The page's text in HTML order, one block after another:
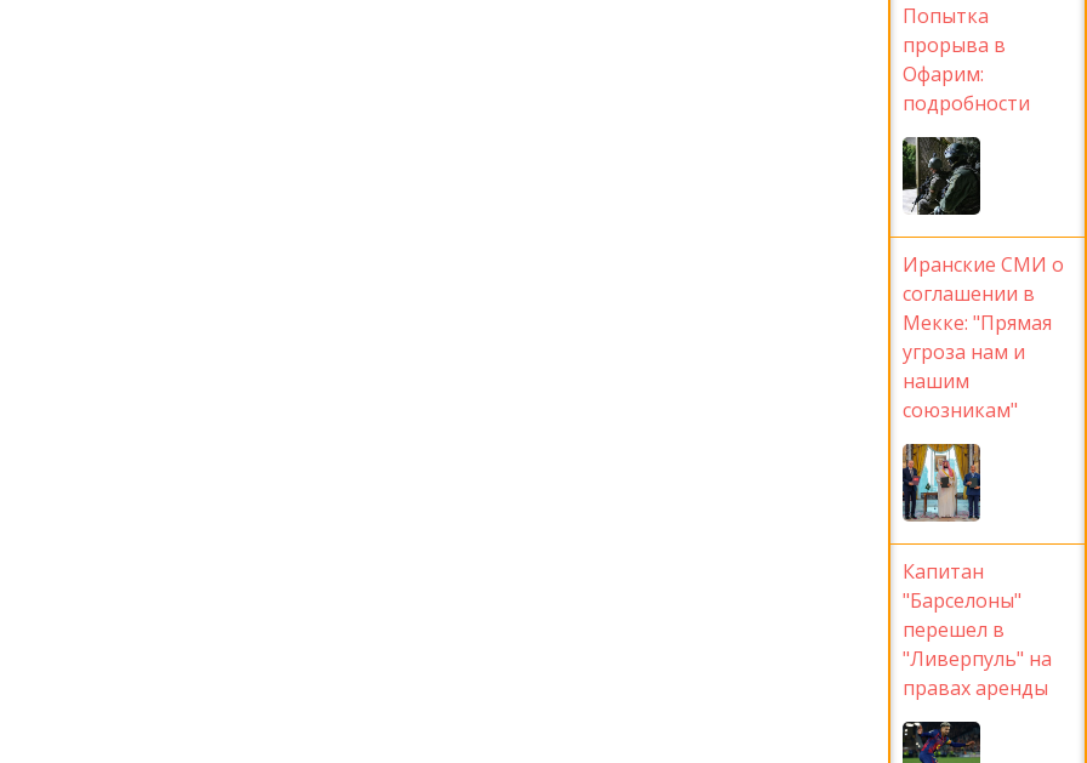
Попытка
прорыва в
Офарим:
подробности
Иранские СМИ о
соглашении в
Мекке: "Прямая
угроза нам и
нашим
союзникам"
Капитан
"Барселоны"
перешел в
"Ливерпуль" на
правах аренды